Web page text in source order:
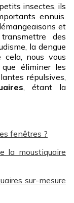
insectes, ils
ennuis.
et
des
la dengue
nous vous
éliminer les
répulsives,
, étant la
fenêtres ?
la moustiquaire
sur-mesure